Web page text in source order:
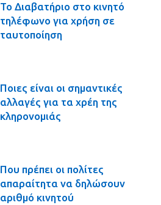
Το Διαβατήριο στο κινητό
τηλέφωνο για χρήση σε
ταυτοποίηση
Ποιες είναι οι σημαντικές
αλλαγές για τα χρέη της
κληρονομιάς
Που πρέπει οι πολίτες
απαραίτητα να δηλώσουν
αριθμό κινητού